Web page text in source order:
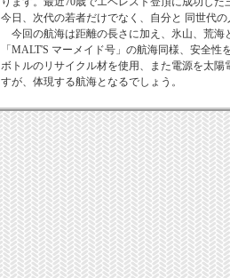
今日、次代の若者だけでなく、自分と 同世代
今回の航海は距離の長さに加え、氷山、荒海
「MALT'S マーメイド号」の航海同様、安全
ボトルのリサイクル材を使用、また電源を太
すが、体現する航海となるでしょう。